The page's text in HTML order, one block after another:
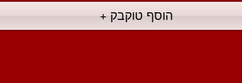
הוסף טוקבק +